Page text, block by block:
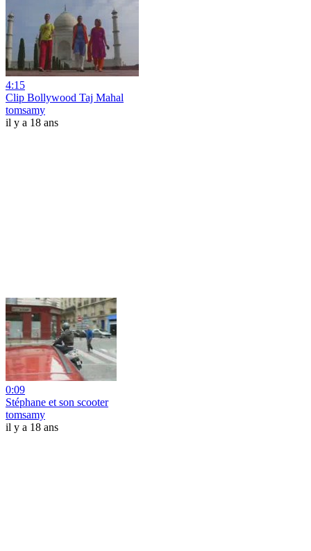
4:15
Clip Bollywood Taj Mahal
tomsamy
il y a 18 ans
0:09
Stéphane et son scooter
tomsamy
il y a 18 ans